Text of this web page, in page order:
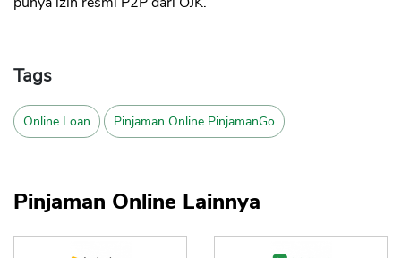
Tags
Online Loan Pinjaman Online PinjamanGo
Pinjaman Online Lainnya